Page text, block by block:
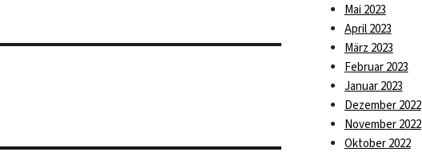
Mai 2023
April 2023
März 2023
Februar 2023
Januar 2023
Dezember 2022
November 2022
Oktober 2022